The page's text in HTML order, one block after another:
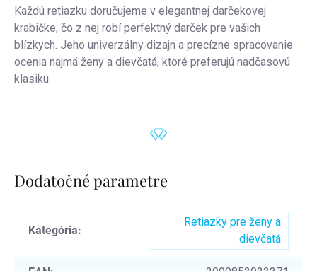
Každú retiazku doručujeme v elegantnej darčekovej
krabičke, čo z nej robí perfektný darček pre vašich
blízkych. Jeho univerzálny dizajn a precízne spracovanie
ocenia najmä ženy a dievčatá, ktoré preferujú nadčasovú
klasiku.
Dodatočné parametre
Kategória:
Retiazky pre ženy a
dievčatá